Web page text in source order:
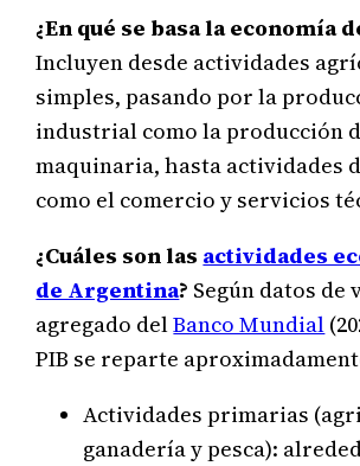
¿En qué se basa la economía
Incluyen desde actividades
simples, pasando por la
industrial como la producción
maquinaria, hasta actividades
como el comercio y servicios
¿Cuáles son las actividades
de Argentina? Según datos de
agregado delBanco Mundial
PIB se reparte
Actividades primarias
ganadería y pesca):